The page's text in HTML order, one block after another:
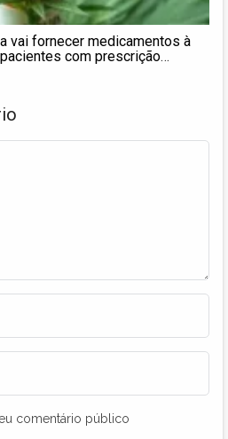
vai fornecer medicamentos à
com prescrição
comentário público